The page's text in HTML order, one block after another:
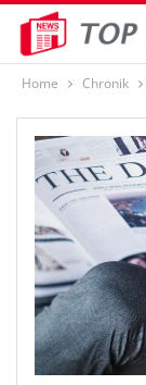
Home Chronik